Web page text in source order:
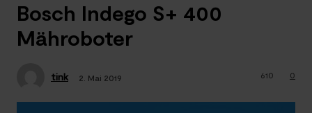
Bosch Indego S+ 400
Mähroboter
tink 2. Mai 2019 0
610